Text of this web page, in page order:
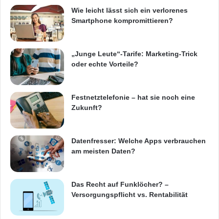
am dritthäufigsten gesehenen Dokumentarfilm
der Filmgeschichte. Für seine Teilnahme an
Konferenzen sowie für seine Arbeit an
mehreren anderen Studien erhielt er auch den
Friedensnobelpreis. Al Gore kam 2007 nach
Istanbul, um eine Rede zur globalen
Erwärmung zu halten.
ÜBER TURKCELL
Turkcell ist ein führender türkischer
Kommunikations- und Technologieanbieter mit
34,7 Millionen Nutzern und einem Marktanteil
Wie leicht lässt sich ein verlorenes
Smartphone kompromittieren?
„Junge Leute“-Tarife: Marketing-Trick
oder echte Vorteile?
Festnetztelefonie – hat sie noch eine
Zukunft?
Datenfresser: Welche Apps verbrauchen
am meisten Daten?
Das Recht auf Funklöcher? –
Versorgungspflicht vs. Rentabilität